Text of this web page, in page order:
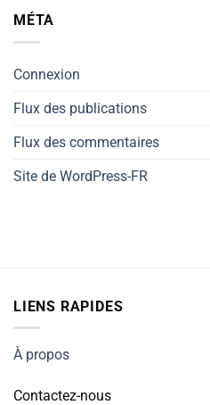
MÉTA
Connexion
Flux des publications
Flux des commentaires
Site de WordPress-FR
LIENS RAPIDES
À propos
Contactez-nous